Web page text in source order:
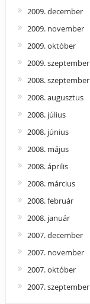
2009. december
2009. november
2009. október
2009. szeptember
2008. szeptember
2008. augusztus
2008. július
2008. június
2008. május
2008. április
2008. március
2008. február
2008. január
2007. december
2007. november
2007. október
2007. szeptember